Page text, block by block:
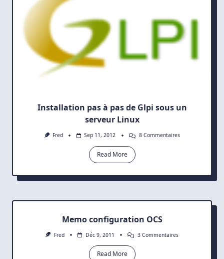
Installation pas à pas de Glpi sous un
serveur Linux
Fred Sep 11, 2012 8 CommentairesSur
Glpi
Serveur
Read More
Memo configuration OCS
Fred Déc 9, 2011 3 CommentairesSur
Read More